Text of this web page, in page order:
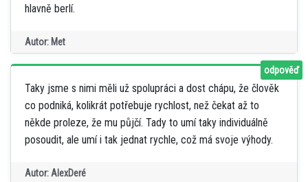
hlavně berlí.
Autor: Met
Taky jsme s nimi měli už spolupráci a dost chápu, že člověk
co podniká, kolikrát potřebuje rychlost, než čekat až to
někde proleze, že mu půjčí. Tady to umí taky individuálně
posoudit, ale umí i tak jednat rychle, což má svoje výhody.
Autor: AlexDeré
odpověď